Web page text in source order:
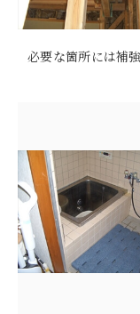
必要な箇所には補